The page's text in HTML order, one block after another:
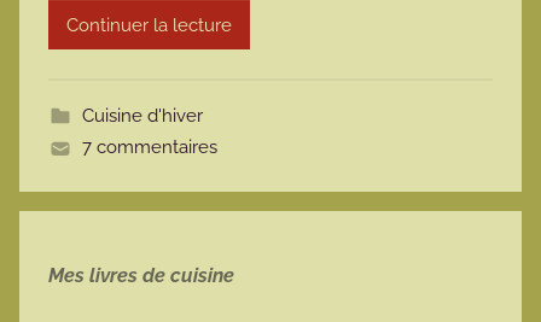
Continuer la lecture
Cuisine d'hiver
7 commentaires
Mes livres de cuisine